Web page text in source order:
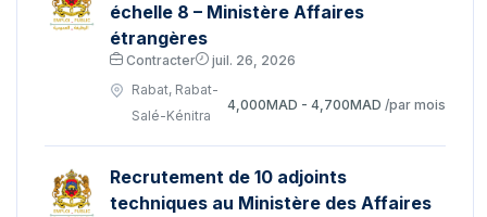
échelle 8 – Ministère Affaires
étrangères
Contracter
juil. 26, 2026
Rabat, Rabat-
Salé-Kénitra
4,000MAD - 4,700MAD /par mois
Recrutement de 10 adjoints
techniques au Ministère des Affaires